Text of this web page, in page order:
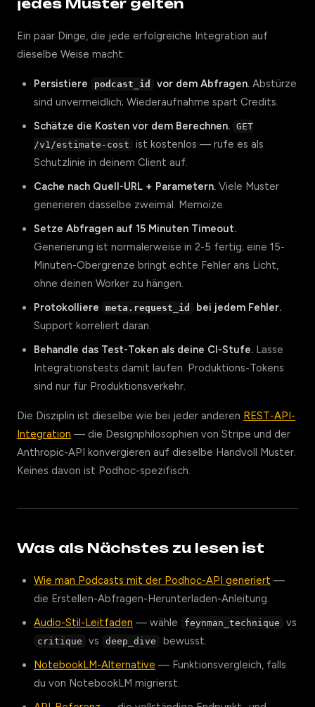
jedes Muster gelten
Ein paar Dinge, die jede erfolgreiche Integration auf
dieselbe Weise macht:
Persistiere podcast_id vor dem Abfragen. Abstürze
sind unvermeidlich; Wiederaufnahme spart Credits.
Schätze die Kosten vor dem Berechnen.
GET
/v1/estimate-cost
ist kostenlos — rufe es als
Schutzlinie in deinem Client auf.
Cache nach Quell-URL + Parametern. Viele Muster
generieren dasselbe zweimal. Memoize.
Setze Abfragen auf 15 Minuten Timeout.
Generierung ist normalerweise in 2-5 fertig; eine 15-
Minuten-Obergrenze bringt echte Fehler ans Licht,
ohne deinen Worker zu hängen.
Protokolliere
meta.request_id
bei jedem Fehler.
Support korreliert daran.
Behandle das Test-Token als deine CI-Stufe. Lasse
Integrationstests damit laufen. Produktions-Tokens
sind nur für Produktionsverkehr.
Die Disziplin ist dieselbe wie bei jeder anderen REST-API-
Integration — die Designphilosophien von Stripe und der
Anthropic-API konvergieren auf dieselbe Handvoll Muster.
Keines davon ist Podhoc-spezifisch.
Was als Nächstes zu lesen ist
Wie man Podcasts mit der Podhoc-API generiert —
die Erstellen-Abfragen-Herunterladen-Anleitung.
Audio-Stil-Leitfaden — wähle feynman_technique vs
critique vs deep_dive
bewusst.
NotebookLM-Alternative — Funktionsvergleich, falls
du von NotebookLM migrierst.